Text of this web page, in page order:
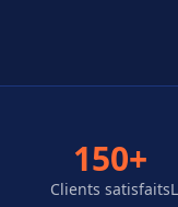
150+
Clients satisfaits